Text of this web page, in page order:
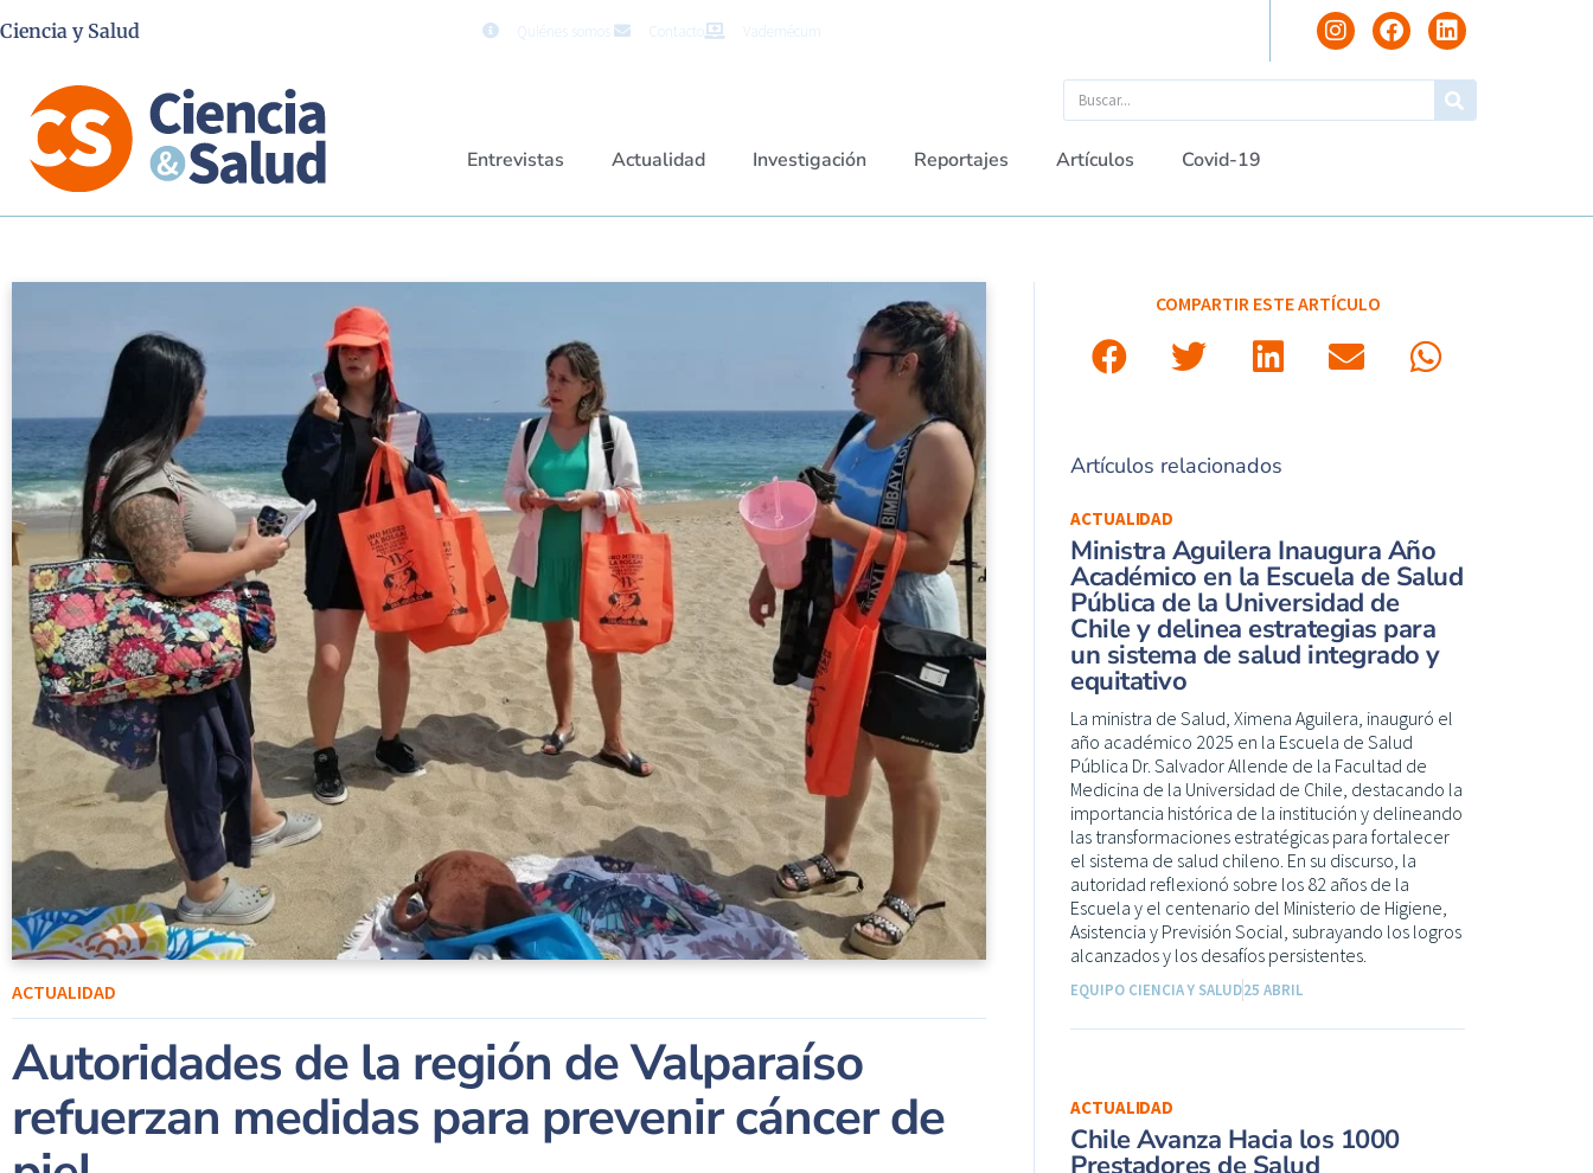
Ciencia y Salud Quiénes somos Contacto Vademécum
Entrevistas Actualidad Investigación Reportajes Artículos Covid-19
ACTUALIDAD
Autoridades de la región de Valparaíso
refuerzan medidas para prevenir cáncer de
COMPARTIR ESTE ARTÍCULO
Artículos relacionados
ACTUALIDAD
Ministra Aguilera Inaugura Año
Académico en la Escuela de Salud
Pública de la Universidad de
Chile y delinea estrategias para
un sistema de salud integrado y
equitativo
La ministra de Salud, Ximena Aguilera, inauguró el
año académico 2025 en la Escuela de Salud
Pública Dr. Salvador Allende de la Facultad de
Medicina de la Universidad de Chile, destacando la
importancia histórica de la institución y delineando
las transformaciones estratégicas para fortalecer
el sistema de salud chileno. En su discurso, la
autoridad reflexionó sobre los 82 años de la
Escuela y el centenario del Ministerio de Higiene,
Asistencia y Previsión Social, subrayando los logros
alcanzados y los desafíos persistentes.
EQUIPO CIENCIA Y SALUD25 ABRIL
ACTUALIDAD
Chile Avanza Hacia los 1000
Prestadores de Salud